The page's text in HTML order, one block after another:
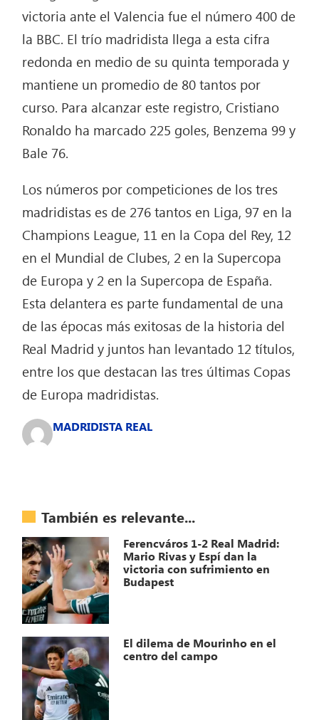
victoria ante el Valencia fue el número 400 de
la BBC. El trío madridista llega a esta cifra
redonda en medio de su quinta temporada y
mantiene un promedio de 80 tantos por
curso. Para alcanzar este registro, Cristiano
Ronaldo ha marcado 225 goles, Benzema 99 y
Bale 76.
Los números por competiciones de los tres
madridistas es de 276 tantos en Liga, 97 en la
Champions League, 11 en la Copa del Rey, 12
en el Mundial de Clubes, 2 en la Supercopa
de Europa y 2 en la Supercopa de España.
Esta delantera es parte fundamental de una
de las épocas más exitosas de la historia del
Real Madrid y juntos han levantado 12 títulos,
entre los que destacan las tres últimas Copas
de Europa madridistas.
MADRIDISTA REAL
También es relevante...
Ferencváros 1-2 Real Madrid:
Mario Rivas y Espí dan la
victoria con sufrimiento en
Budapest
El dilema de Mourinho en el
centro del campo